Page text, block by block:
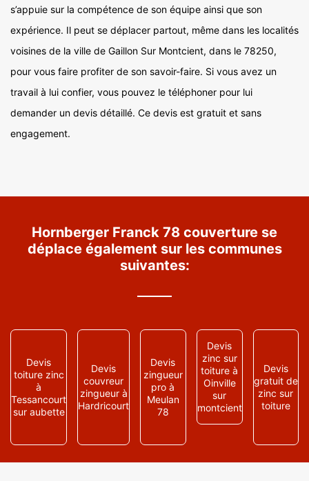
s’appuie sur la compétence de son équipe ainsi que son
expérience. Il peut se déplacer partout, même dans les localités
voisines de la ville de Gaillon Sur Montcient, dans le 78250,
pour vous faire profiter de son savoir-faire. Si vous avez un
travail à lui confier, vous pouvez le téléphoner pour lui
demander un devis détaillé. Ce devis est gratuit et sans
engagement.
Hornberger Franck 78 couverture se
déplace également sur les communes
suivantes:
Devis
toiture zinc
à
Tessancourt
sur aubette
Devis
couvreur
zingueur à
Hardricourt
Devis
zingueur
pro à
Meulan
78
Devis
zinc sur
toiture à
Oinville
sur
montcient
Devis
gratuit de
zinc sur
toiture